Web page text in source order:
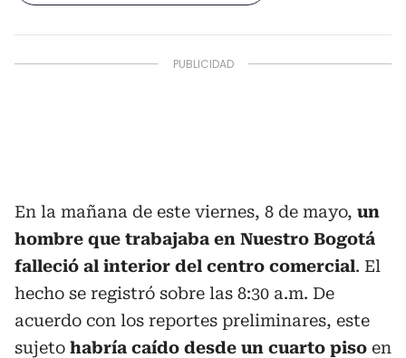
En la mañana de este viernes, 8 de mayo, un
hombre que trabajaba en Nuestro Bogotá
falleció al interior del centro comercial. El
hecho se registró sobre las 8:30 a.m. De
acuerdo con los reportes preliminares, este
sujeto habría caído desde un cuarto piso en